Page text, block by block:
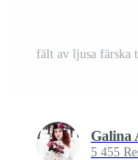
fält av ljusa färska
Galina
5 455